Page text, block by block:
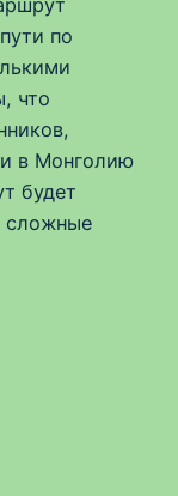
по
что
в Монголию
будет
сложные